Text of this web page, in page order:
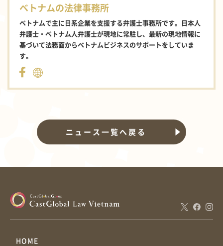
ベトナムの法律事務所
ベトナムで主に日系企業を支援する弁護士事務所です。日本人
弁護士・ベトナム人弁護士が現地に常駐し、最新の現地情報に
基づいて法務面からベトナムビジネスのサポートをしていま
す。
ニュース一覧へ戻る
HOME